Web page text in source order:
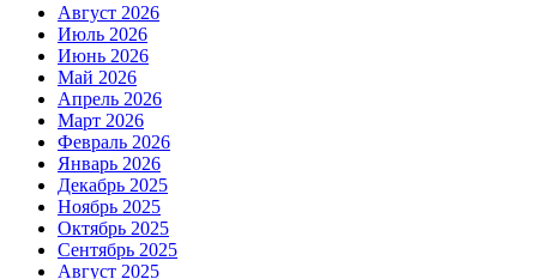
Август 2026
Июль 2026
Июнь 2026
Май 2026
Апрель 2026
Март 2026
Февраль 2026
Январь 2026
Декабрь 2025
Ноябрь 2025
Октябрь 2025
Сентябрь 2025
Август 2025